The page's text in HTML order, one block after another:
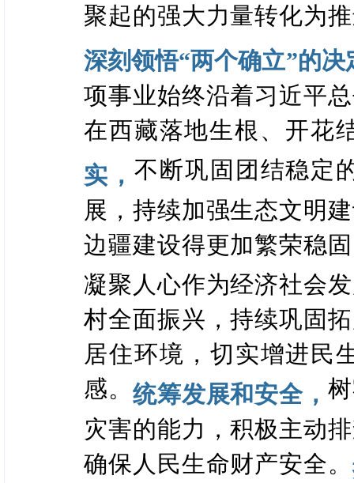
聚起的强大力量转化为
深刻领悟“两个确立”的决
项事业始终沿着习近平
在西藏落地生根、开花
实， 不断巩固团结稳定
展，持续加强生态文明
边疆建设得更加繁荣稳
凝聚人心作为经济社会
村全面振兴，持续巩固
居住环境，切实增进民
感。 统筹发展和安全，
灾害的能力，积极主动
确保人民生命财产安全。